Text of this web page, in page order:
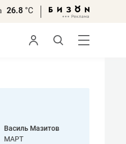
26.8 °С
Василь Мазитов
МАРТ